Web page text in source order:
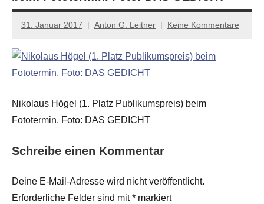
Essay
31. Januar 2017 Anton G. Leitner Keine Kommentare
Nikolaus Högel (1. Platz Publikumspreis) beim
Fototermin. Foto: DAS GEDICHT
Schreibe einen Kommentar
Deine E-Mail-Adresse wird nicht veröffentlicht.
Erforderliche Felder sind mit* markiert